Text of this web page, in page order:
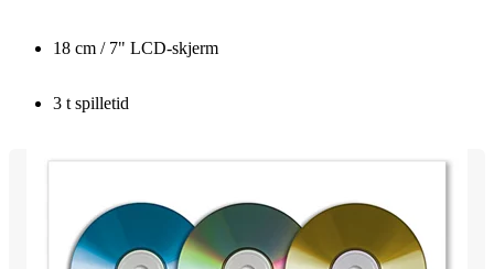
18 cm / 7" LCD-skjerm
3 t spilletid